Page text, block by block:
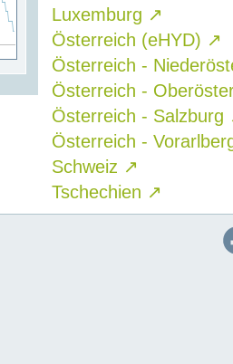
Luxemburg ↗
Österreich (eHYD) ↗
Österreich -
Österreich -
Österreich - Salzburg
Österreich -
Schweiz ↗
Tschechien ↗